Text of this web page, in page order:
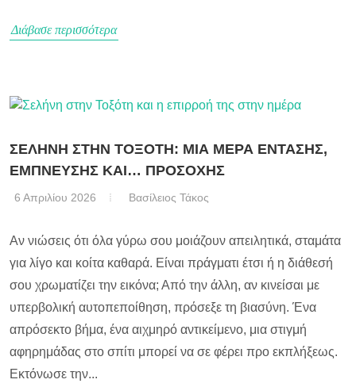
Διάβασε περισσότερα
ΣΕΛΗΝΗ ΣΤΗΝ ΤΟΞΟΤΗ: ΜΙΑ ΜΕΡΑ ΕΝΤΑΣΗΣ,
ΕΜΠΝΕΥΣΗΣ ΚΑΙ… ΠΡΟΣΟΧΗΣ
6 Απριλίου 2026 Βασίλειος Τάκος
Αν νιώσεις ότι όλα γύρω σου μοιάζουν απειλητικά, σταμάτα
για λίγο και κοίτα καθαρά. Είναι πράγματι έτσι ή η διάθεσή
σου χρωματίζει την εικόνα; Από την άλλη, αν κινείσαι με
υπερβολική αυτοπεποίθηση, πρόσεξε τη βιασύνη. Ένα
απρόσεκτο βήμα, ένα αιχμηρό αντικείμενο, μια στιγμή
αφηρημάδας στο σπίτι μπορεί να σε φέρει προ εκπλήξεως.
Εκτόνωσε την...